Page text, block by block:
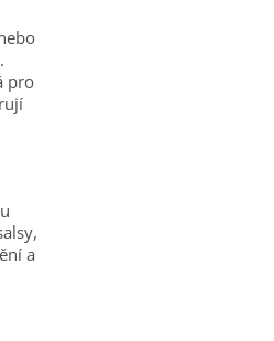
pro
a